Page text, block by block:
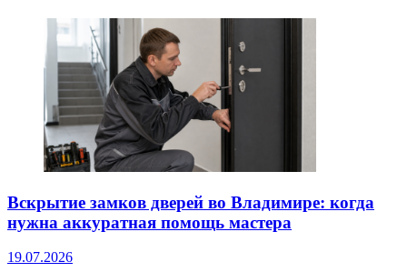
Вскрытие замков дверей во Владимире: когда
нужна аккуратная помощь мастера
19.07.2026